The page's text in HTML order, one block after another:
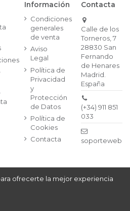
Información
Condiciones
generales
de venta
Aviso
Legal
Política de
Privacidad
y
Protección
de Datos
Política de
Cookies
Contacta
Contacta
Calle de los
Torneros, 7
28830 San
Fernando
de Henares
Madrid.
España
(+34) 911 851
033
S.A. Av. de la Vía Láctea, 1,
San Fernando de Henares,
ofrecerte la mejor experiencia